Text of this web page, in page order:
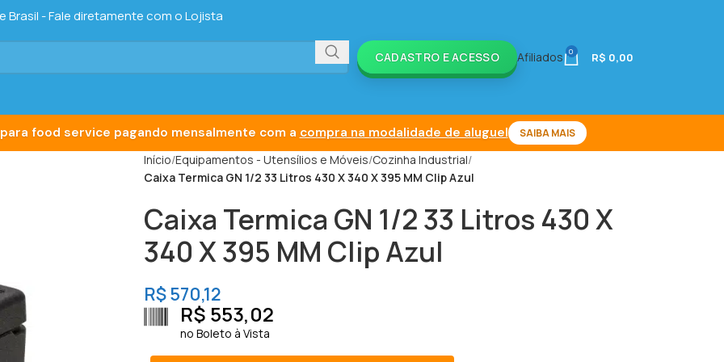
- Fale diretamente com o Lojista
CADASTRO E ACESSO Afiliados 0 R$ 0,00
Início Equipamentos - Utensílios e Móveis Cozinha Industrial
Caixa Termica GN 1/2 33 Litros 430 X 340 X 395 MM Clip Azul
Caixa Termica GN 1/2 33 Litros 430 X
340 X 395 MM Clip Azul
R$570,12
R$ 553,02
no Boleto à Vista
food service pagando mensalmente com a compra na modalidade de aluguel SAIBA MAIS